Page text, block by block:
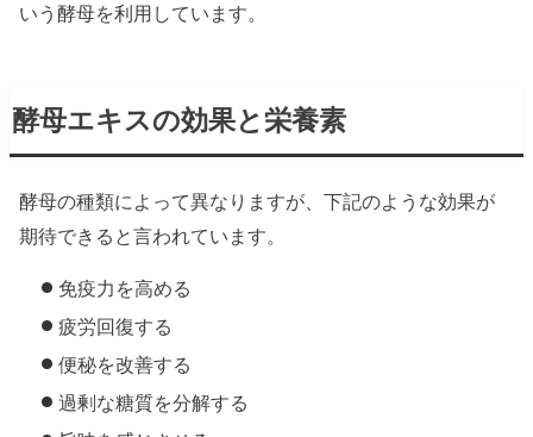
いう酵母を利用しています。
酵母エキスの効果と栄養素
酵母の種類によって異なりますが、下記のような効果が
期待できると言われています。
免疫力を高める
疲労回復する
便秘を改善する
過剰な糖質を分解する